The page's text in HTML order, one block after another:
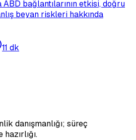
bağlantılarının etkisi, doğru
beyan riskleri hakkında
11 dk
danışmanlığı; süreç